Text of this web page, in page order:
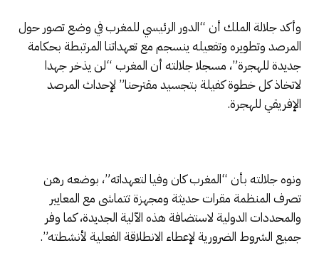
وأكد جلالة الملك أن “الدور الرئيسي للمغرب في وضع تصور حول
المرصد وتطويره وتفعيله ينسجم مع تعهداتنا المرتبطة بحكامة
جديدة للهجرة”، مسجلا جلالته أن المغرب “لن يذخر جهدا
لاتخاذ كل خطوة كفيلة بتجسيد مقترحنا” لإحداث المرصد
الإفريقي للهجرة.
ونوه جلالته بأن “المغرب كان وفيا لتعهداته”، بوضعه رهن
تصرف المنظمة مقرات حديثة ومجهزة تتماشى مع المعايير
والمحددات الدولية لاستضافة هذه الآلية الجديدة، كما وفر
جميع الشروط الضرورية لإعطاء الانطلاقة الفعلية لأنشطته”.